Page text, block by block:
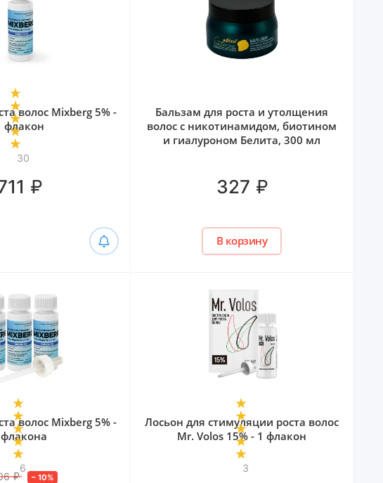
30
волос Mixberg 5% -
флакон
₽
Бальзам для роста и утолщения
волос с никотинамидом, биотином
и гиалуроном Белита, 300 мл
327 ₽
В корзину
6
волос Mixberg 5% -
₽ – 10%
3
Лосьон для стимуляции роста волос
Mr. Volos 15% - 1 флакон